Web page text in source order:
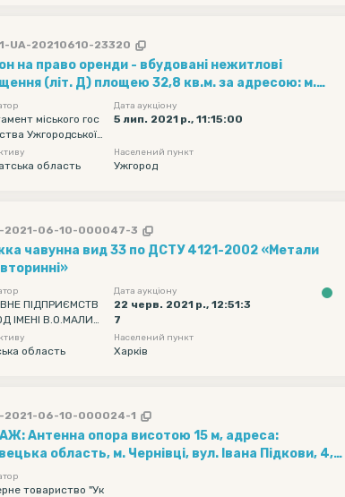
UA-20210610-23320
на право оренди - вбудовані нежитлові
(літ. Д) площею 32,8 кв.м. за адресою: м.
вул.Олександра Грибоєдова, 20В, яке належить
власності територіальної громади м.
міського гос
Ужгородської
ради
Дата аукціону
5 лип. 2021 р., 11:15:00
область
Населений пункт
Ужгород
2021-06-10-000047-3
чавунна вид 33 по ДСТУ 4121-2002 «Метали
ПІДПРИЄМСТВ
ІМЕНІ В.О.МАЛИШ
Дата аукціону
22 черв. 2021 р., 12:51:3
7
область
Населений пункт
Харків
2021-06-10-000024-1
Антенна опора висотою 15 м, адреса:
область, м. Чернівці, вул. Івана Підкови, 4,
48°20'56”N; 25°57'28"E
товариство "Ук